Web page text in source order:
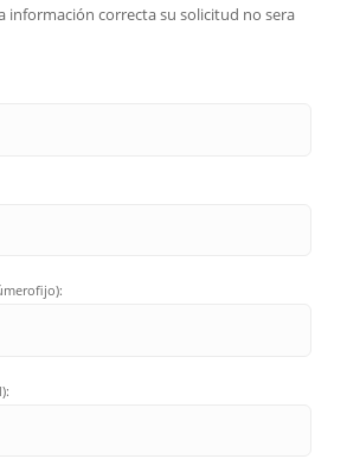
información correcta su solicitud no sera